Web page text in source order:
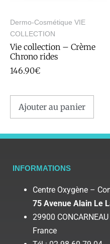
Dermo-Cosmétique VIE
COLLECTION
Vie collection – Crème
Chrono rides
146.90€
Ajouter au panier
INFORMATIONS
Centre Oxygène –
75 Avenue Alain Le
29900 CONCARNEAU
France